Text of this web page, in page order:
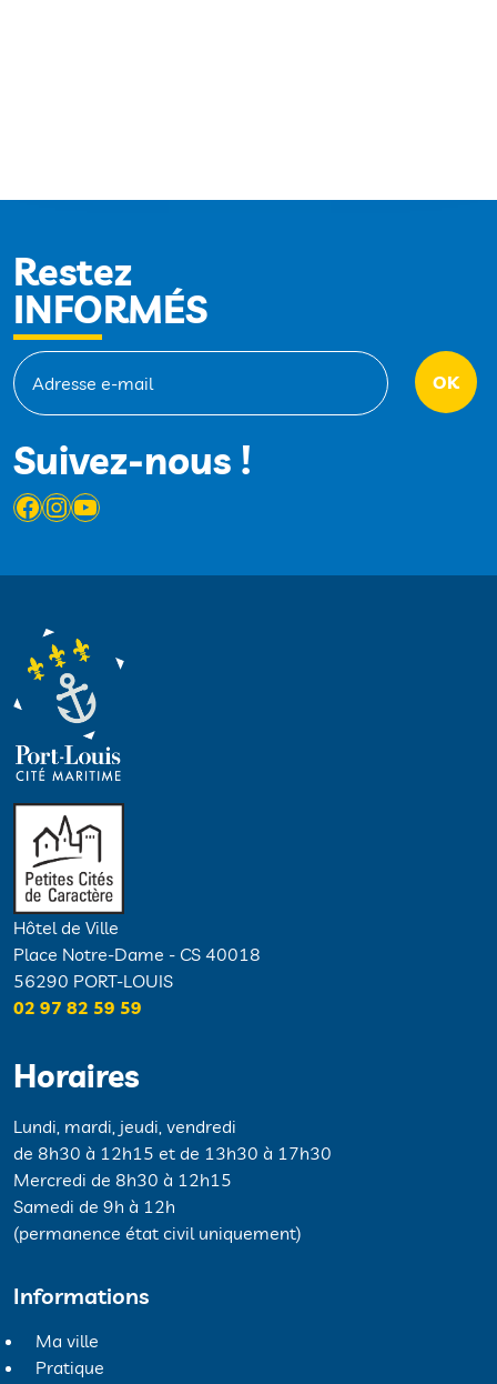
Restez
INFORMÉS
Suivez-nous !
Facebook
Instagram
YouTube
Hôtel de Ville
Place Notre-Dame - CS 40018
56290 PORT-LOUIS
02 97 82 59 59
Horaires
Lundi, mardi, jeudi, vendredi
de 8h30 à 12h15 et de 13h30 à 17h30
Mercredi de 8h30 à 12h15
Samedi de 9h à 12h
(permanence état civil uniquement)
Informations
Ma ville
Pratique